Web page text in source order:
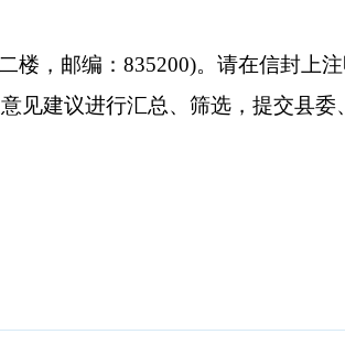
楼 ，邮编：835200)。请在信封上注
见建议进行汇总、筛选，提交县委